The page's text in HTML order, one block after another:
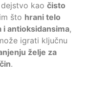
kao čisto
što hrani telo
i antioksidansima,
igrati ključnu
želje za
.